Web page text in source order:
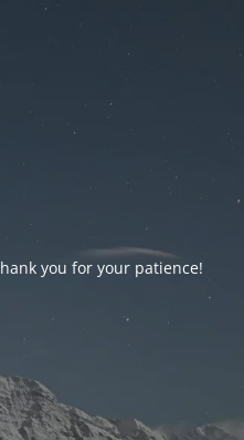
you for your patience!